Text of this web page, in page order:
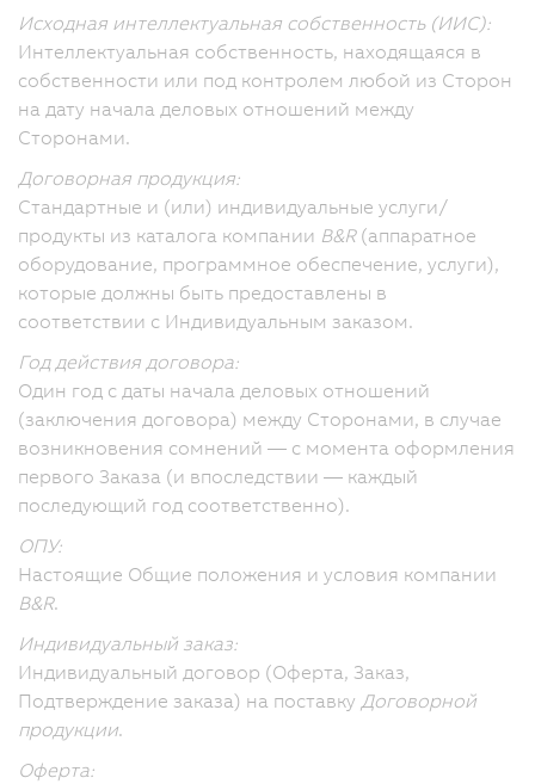
Исходная интеллектуальная собственность (ИИС):
Интеллектуальная собственность, находящаяся в
собственности или под контролем любой из Сторон
на дату начала деловых отношений между
Сторонами.
Договорная продукция:
Стандартные и (или) индивидуальные услуги/
продукты из каталога компании B&R(аппаратное
оборудование, программное обеспечение, услуги),
которые должны быть предоставлены в
соответствии с Индивидуальным заказом.
Год действия договора:
Один год с даты начала деловых отношений
(заключения договора) между Сторонами, в случае
возникновения сомнений — с момента оформления
первого Заказа (и впоследствии — каждый
последующий год соответственно).
ОПУ:
Настоящие Общие положения и условия компании
B&R.
Индивидуальный заказ:
Индивидуальный договор (Оферта, Заказ,
Подтверждение заказа) на поставку Договорной
продукции.
Оферта: